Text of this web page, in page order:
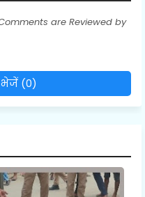
are Reviewed by
भेजें (0)